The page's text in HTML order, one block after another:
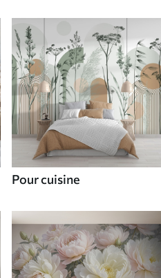
Pour cuisine